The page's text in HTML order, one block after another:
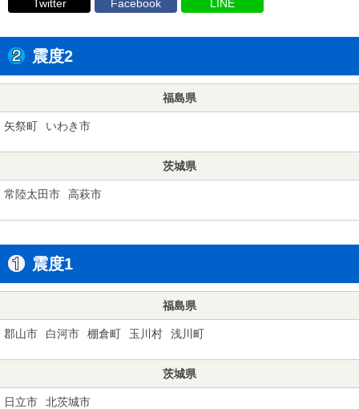
Twitter Facebook LINE
震度2
福島県
矢祭町 いわき市
茨城県
常陸太田市 高萩市
震度1
福島県
郡山市 白河市 棚倉町 玉川村 浅川町
茨城県
日立市 北茨城市